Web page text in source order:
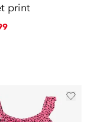
print